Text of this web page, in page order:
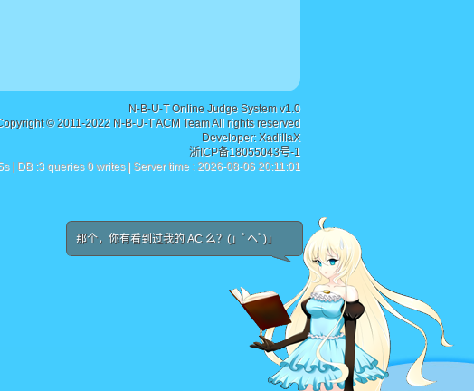
N-B-U-T Online Judge System v1.0
© 2011-2022 N-B-U-T ACM Team All rights reserved
Developer:XadillaX
浙ICP备18055043号-1
| DB :3 queries 0 writes | Server time : 2026-08-06 20:11:01
那个，你有看到过我的 AC 么？(」ﾟヘﾟ)」